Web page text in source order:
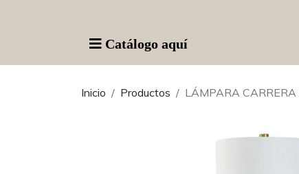
Catálogo aquí
Inicio Productos LÁMPARA CARRERA